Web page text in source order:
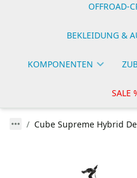
OFFROAD-
BEKLEIDUNG &
KOMPONENTEN
SALE
Cube Supreme Hybrid